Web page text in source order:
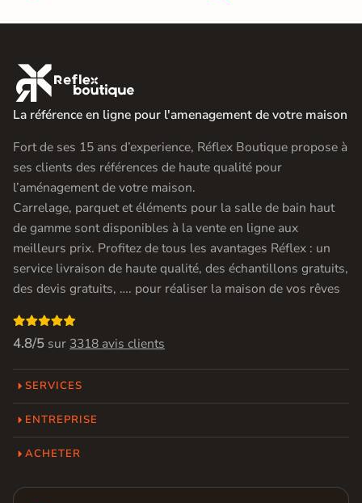

La référence en ligne pour l'amenagement de votre maison
Fort de ses 15 ans d’experience, Réflex Boutique propose à
ses clients des références de haute qualité pour
l’aménagement de votre maison.
Carrelage, parquet et éléments pour la salle de bain haut
de gamme sont disponibles à la vente en ligne aux
meilleurs prix. Profitez de tous les avantages Réflex : un
service livraison de haute qualité, des échantillons gratuits,
des devis gratuits, …. pour réaliser la maison de vos rêves

4.8/5 sur 3318 avis clients
SERVICES
ENTREPRISE
ACHETER